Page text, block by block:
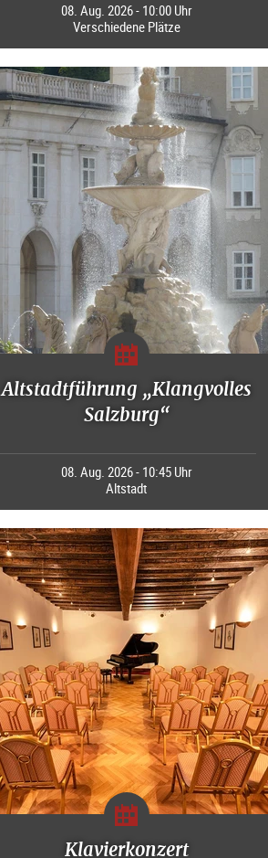
08. Aug. 2026 - 10:00 Uhr
Verschiedene Plätze
Altstadtführung „Klangvolles
Salzburg“
08. Aug. 2026 - 10:45 Uhr
Altstadt
Klavierkonzert